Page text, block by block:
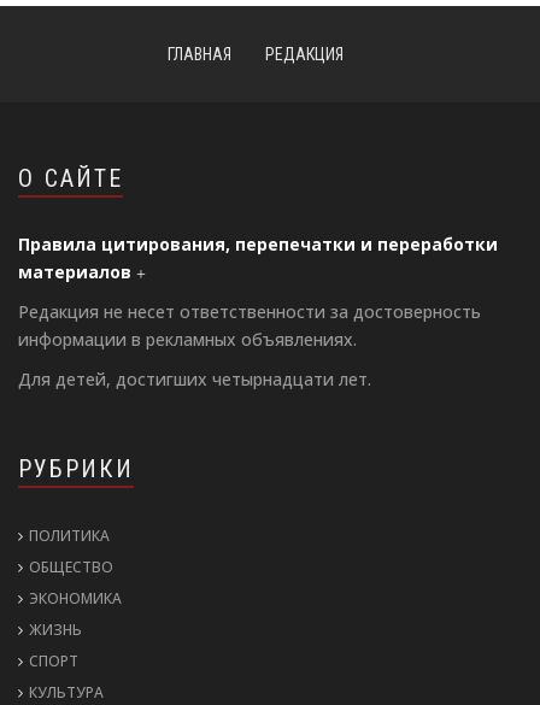
ГЛАВНАЯ РЕДАКЦИЯ
О САЙТЕ
Правила цитирования, перепечатки и переработки
материалов
Редакция не несет ответственности за достоверность
информации в рекламных объявлениях.
Для детей, достигших четырнадцати лет.
РУБРИКИ
ПОЛИТИКА
ОБЩЕСТВО
ЭКОНОМИКА
ЖИЗНЬ
СПОРТ
КУЛЬТУРА